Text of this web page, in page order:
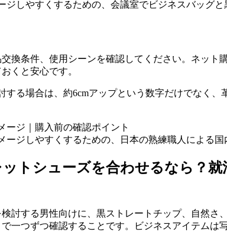
ジしやすくするための、会議室でビジネスバッグと
換条件、使用シーンを確認してください。ネッ
くと安心です。
る場合は、約6cmアップという数字だけでなく
ジしやすくするための、日本の熟練職人による国
トシューズを合わせるなら？
討する男性向けに、黒ストレートチップ、自然
一つずつ確認することです。ビジネスアイテム